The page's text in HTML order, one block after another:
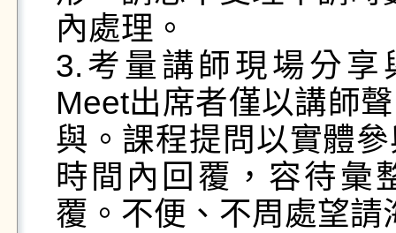
內處理。
3.考量講師現場分享
Meet出席者僅以講師
與。課程提問以實體
時間內回覆，容待彙
覆。不便、不周處望